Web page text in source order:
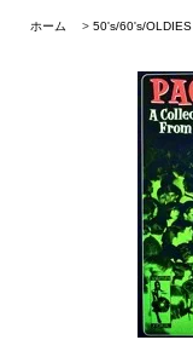
ホーム > 50's/60's/OLDIES